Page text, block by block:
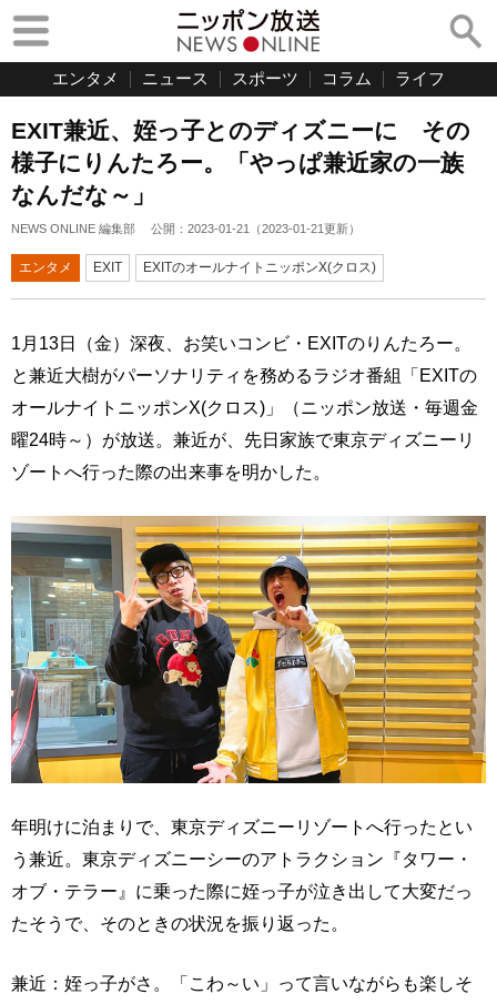
エンタメ ニュース スポーツ コラム ライフ
EXIT兼近、姪っ子とのディズニーに その
様子にりんたろー。「やっぱ兼近家の一族
なんだな～」
NEWS ONLINE 編集部 公開： 2023-01-21 （2023-01-21更新）
エンタメ EXIT EXITのオールナイトニッポンX(クロス)
1月13日（金）深夜、お笑いコンビ・EXITのりんたろー。
と兼近大樹がパーソナリティを務めるラジオ番組「EXITの
オールナイトニッポンX(クロス)」（ニッポン放送・毎週金
曜24時～）が放送。兼近が、先日家族で東京ディズニーリ
ゾートへ行った際の出来事を明かした。
年明けに泊まりで、東京ディズニーリゾートへ行ったとい
う兼近。東京ディズニーシーのアトラクション『タワー・
オブ・テラー』に乗った際に姪っ子が泣き出して大変だっ
たそうで、そのときの状況を振り返った。
兼近：姪っ子がさ。「こわ～い」って言いながらも楽しそ